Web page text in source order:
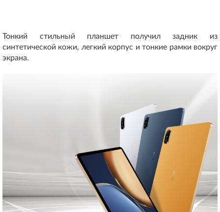
Тонкий стильный планшет получил задник из
синтетической кожи, легкий корпус и тонкие рамки вокруг
экрана.